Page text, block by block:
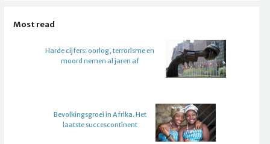
Most read
Harde cijfers: oorlog, terrorisme en
moord nemen al jaren af
Bevolkingsgroei in Afrika. Het
laatste succescontinent